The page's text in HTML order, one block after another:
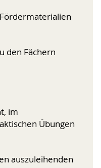
den Fächern
im
Übungen
auszuleihenden